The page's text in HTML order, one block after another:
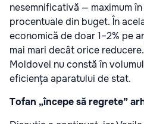
nesemnificativă — maximum
procentuale din buget. În
economică de doar 1–2% pe
mai mari decât orice
Moldovei nu constă în
eficiența aparatului de stat.
Tofan „începe să regrete”